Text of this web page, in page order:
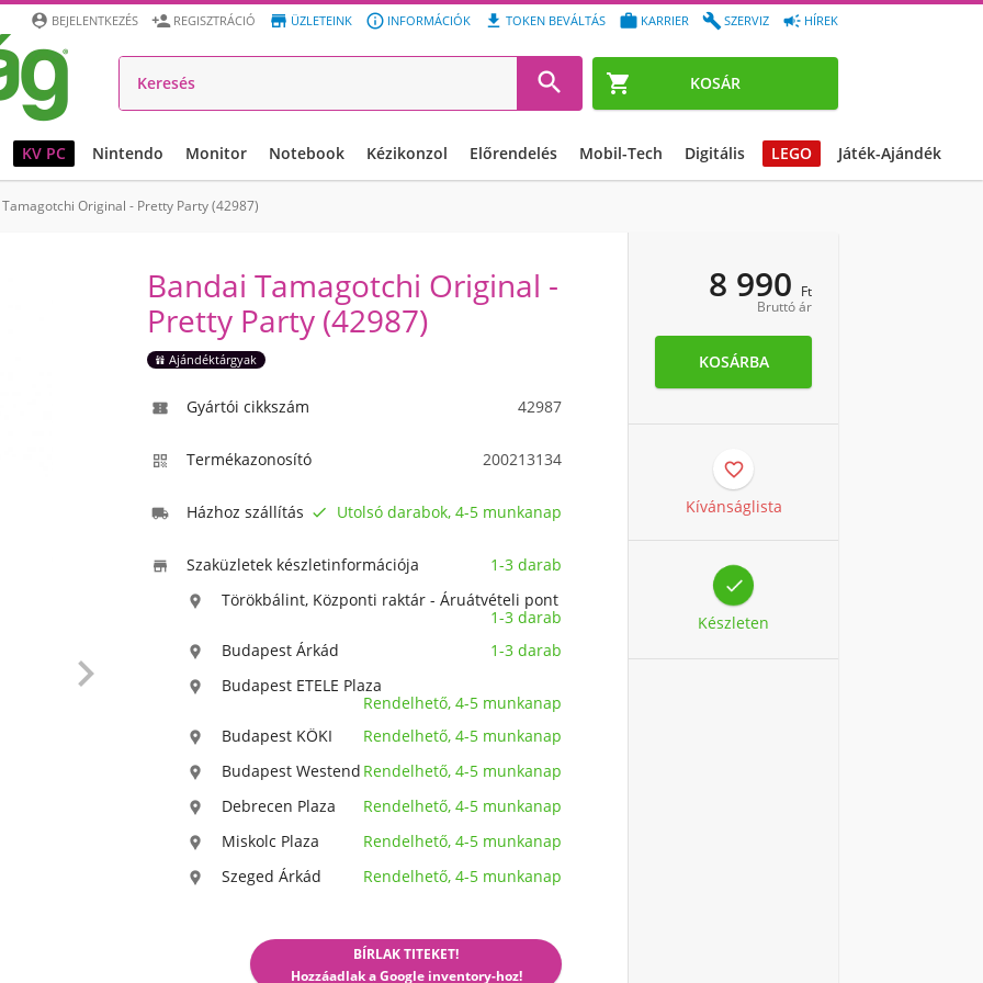
 KOSÁR
 HÍREK
 SZERVIZ
 KARRIER
 TOKEN BEVÁLTÁS
 INFORMÁCIÓK
 ÜZLETEINK
 REGISZTRÁCIÓ
 BEJELENTKEZÉS

KV PC Nintendo Monitor Notebook Kézikonzol Előrendelés Mobil-Tech Digitális LEGO Játék-Ajándék
Original - Pretty Party (42987)

Bandai Tamagotchi Original -
Pretty Party (42987)
Ajándéktárgyak
 Gyártói cikkszám 42987
 Termékazonosító 200213134
 Házhoz szállítás Utolsó darabok, 4-5 munkanap

 Szaküzletek készletinformációja 1-3 darab

Törökbálint, Központi raktár - Áruátvételi pont
1-3 darab
 Budapest Árkád 1-3 darab

Budapest ETELE Plaza
Rendelhető, 4-5 munkanap
 Budapest KÖKI Rendelhető, 4-5 munkanap
 Budapest Westend Rendelhető, 4-5 munkanap
 Debrecen Plaza Rendelhető, 4-5 munkanap
 Miskolc Plaza Rendelhető, 4-5 munkanap
 Szeged Árkád Rendelhető, 4-5 munkanap
BÍRLAK TITEKET!
Hozzáadlak a Google inventory-hoz!
8 990 Ft
Bruttó ár
KOSÁRBA

Kívánságlista

Készleten